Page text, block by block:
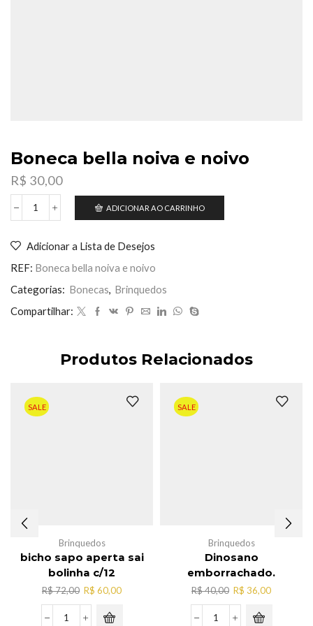
Boneca bella noiva e noivo
R$ 30,00
Boneca
e
noivo
ADICIONAR AO CARRINHO
Adicionar a Lista de Desejos
REF: Boneca bella noiva e noivo
Categorias: Bonecas, Brinquedos
Compartilhar:
Produtos Relacionados
SALE
Brinquedos
bicho sapo aperta sai
bolinha c/12
R$72,00 O
preço
original
R$ 60,00O
bicho
SALE
Brinquedos
Dinosano
emborrachado.
R$40,00 O
preço
original
R$ 36,00O
Dinosano